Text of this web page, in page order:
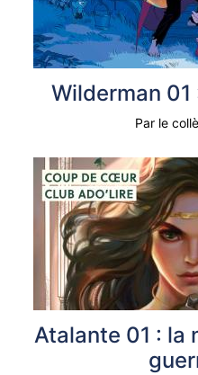
Wilderman
Par le
Atalante 01 : la